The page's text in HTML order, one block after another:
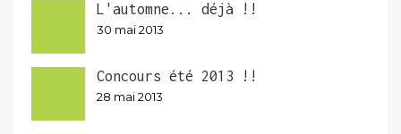
L'automne... déjà !!
30 mai 2013
Concours été 2013 !!
28 mai 2013